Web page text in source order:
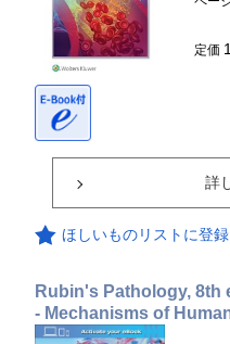
定価
詳
ほしいものリストに登録
Rubin's Pathology, 8th
- Mechanisms of